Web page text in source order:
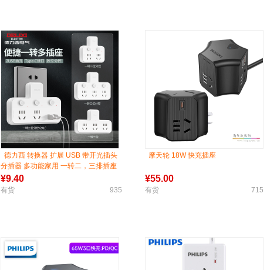
德力西 转换器 扩展 USB 带开光插头
分插器 多功能家用 一转二，三排插座
¥9.40
有货 935
摩天轮 18W 快充插座
¥55.00
有货 715